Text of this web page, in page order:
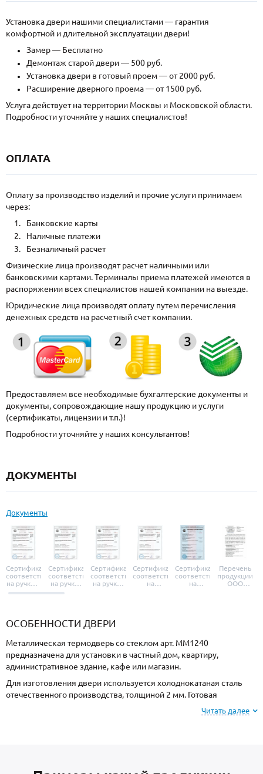
Установка двери нашими специалистами — гарантия
комфортной и длительной эксплуатации двери!
Замер — Бесплатно
Демонтаж старой двери — 500 руб.
Установка двери в готовый проем — от 2000 руб.
Расширение дверного проема — от 1500 руб.
Услуга действует на территории Москвы и Московской области.
Подробности уточняйте у наших специалистов!
ОПЛАТА
Оплату за производство изделий и прочие услуги принимаем
через:
Банковские карты
Наличные платежи
Безналичный расчет
Физические лица производят расчет наличными или
банковскими картами. Терминалы приема платежей имеются в
распоряжении всех специалистов нашей компании на выезде.
Юридические лица производят оплату путем перечисления
денежных средств на расчетный счет компании.
Предоставляем все необходимые бухгалтерские документы и
документы, сопровождающие нашу продукцию и услуги
(сертификаты, лицензии и т.п.)!
Подробности уточняйте у наших консультантов!
ДОКУМЕНТЫ
Документы
Сертификат
соответствия
на ручки и
броненакладки
Сертификат
соответствия
на ручки-
защелки
Сертификат
соответствия
на ручки-
Сертификат
соответствия
на
Сертификат
соответствия
на
Перечень
продукции
ООО
ОСОБЕННОСТИ ДВЕРИ
Металлическая термодверь со стеклом арт. ММ1240
предназначена для установки в частный дом, квартиру,
административное здание, кафе или магазин.
Для изготовления двери используется холоднокатаная сталь
отечественного производства, толщиной 2 мм. Готовая
конструкция имеет повышенную жесткость и устойчивость к
Читать далее